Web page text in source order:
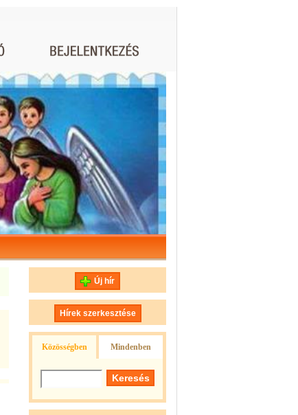
Új hír
Hírek szerkesztése
Közösségben Mindenben